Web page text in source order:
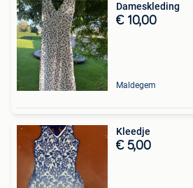
Dameskleding
€ 10,00
Maldegem
Kleedje
€ 5,00